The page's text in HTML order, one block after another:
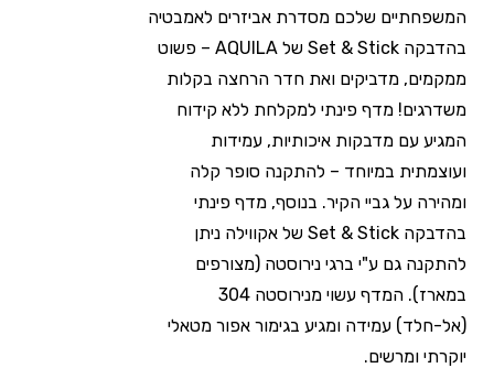
המשפחתיים שלכם מסדרת אביזרים לאמבטיה
בהדבקה Set & Stick של AQUILA – פשוט
ממקמים, מדביקים ואת חדר הרחצה בקלות
משדרגים! מדף פינתי למקלחת ללא קידוח
המגיע עם מדבקות איכותיות, עמידות
ועוצמתית במיוחד – להתקנה סופר קלה
ומהירה על גביי הקיר. בנוסף, מדף פינתי
בהדבקה Set & Stick של אקווילה ניתן
להתקנה גם ע"י ברגי נירוסטה (מצורפים
במארז). המדף עשוי מנירוסטה 304
(אל-חלד) עמידה ומגיע בגימור אפור מטאלי
יוקרתי ומרשים.